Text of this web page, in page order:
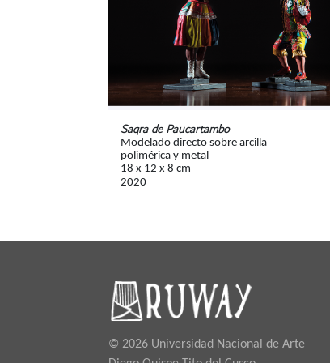
Saqra de Paucartambo
Modelado directo sobre arcilla
polimérica y metal
18 x 12 x 8 cm
2020
© 2026 Universidad Nacional de Arte